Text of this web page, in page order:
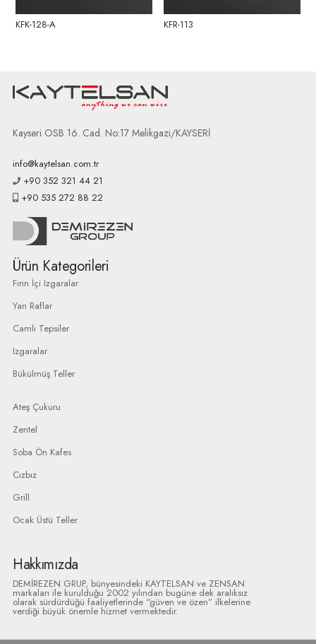
KFK-128-A KFR-113
Kayseri OSB 16. Cad. No:17 Melikgazi/KAYSERİ
info@kaytelsan.com.tr
+90 352 321 44 21
+90 535 272 88 22
Ürün Kategorileri
Fırın İçi Izgaralar
Yan Raflar
Camlı Tepsiler
Izgaralar
Bükülmüş Teller
Ateş Çukuru
Zentel
Soba Ön Kafes
Cızbız
Grill
Ocak Üstü Teller
Hakkımızda
DEMİREZEN GRUP, bünyesindeki KAYTELSAN ve ZENSAN
markaları ile kurulduğu 2002 yılından bugüne dek aralıksız
olarak sürdürdüğü faaliyetlerinde “güven ve özen” ilkelerine
verdiği büyük önemle hizmet vermektedir.